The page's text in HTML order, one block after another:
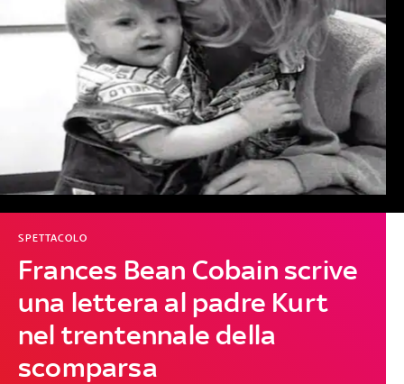
Frances Bean Cobain scrive
una lettera al padre Kurt
nel trentennale della
scomparsa
SPETTACOLO